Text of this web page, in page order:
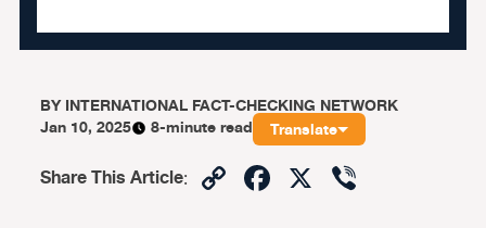
BYINTERNATIONAL FACT-CHECKING NETWORK
Jan 10, 2025
8-minute read Translate
Share This Article: CopyFacebook
X